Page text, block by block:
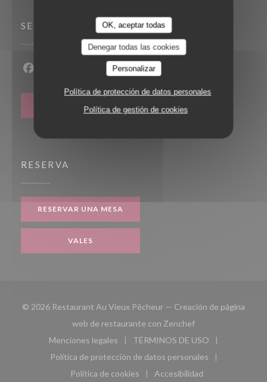
OK, aceptar todas
Denegar todas las cookies
Personalizar
Política de protección de datos personales
Política de gestión de cookies
SEGUIRNOS
Facebook ((abre en una nueva ventana))
Instagram ((abre en una nueva ventana))
BOLETÍN
RESERVA
RESERVAR UNA MESA
VALES
© 2026 Restaurant Au Vieux Pêcheur — Creación de página
web de restaurante con Zenchef((abre en una
Menciones legales
((abre en una nueva ventana))
TÉRMINOS DE USO
((abre en una nueva
Política de protección de datos personales
((abre en una nueva ventana))
Política de cookies
Accesibilidad